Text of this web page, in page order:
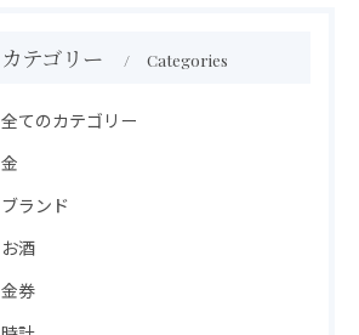
カテゴリー Categories
全てのカテゴリー
金
ブランド
お酒
金券